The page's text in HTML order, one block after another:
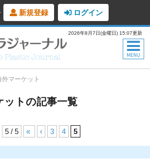
新規登録 ログイン
2026年8月7日(金曜日) 15:07更新
外マーケット
トの記事一覧
5 / 5 « ‹ 3 4 5